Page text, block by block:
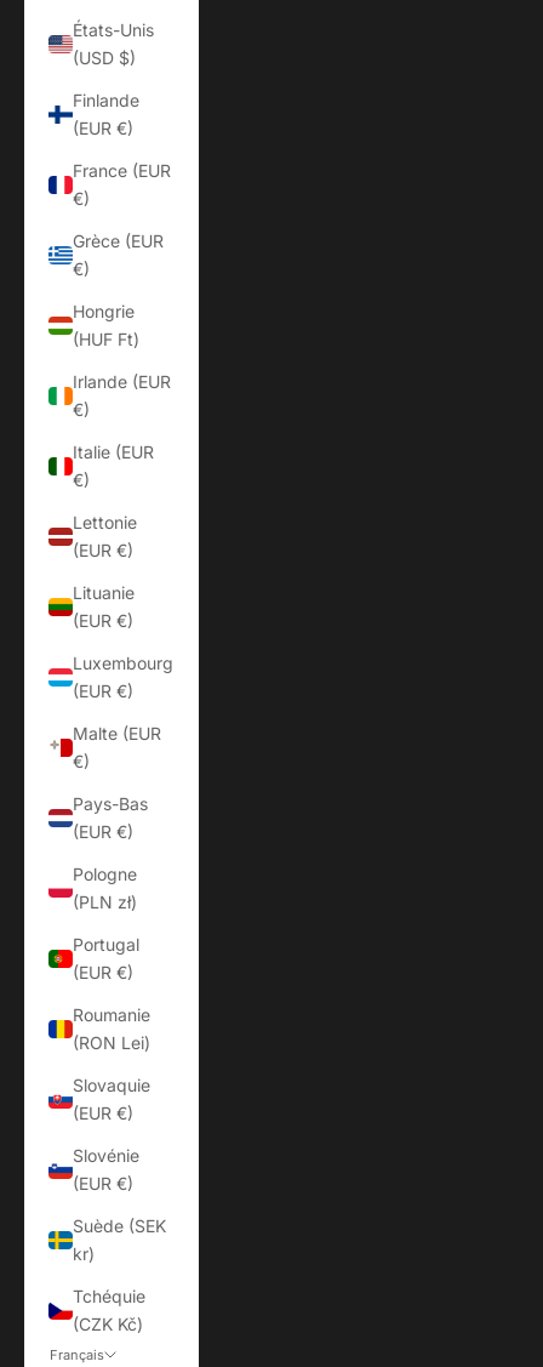
États-Unis
(USD $)
Finlande
(EUR €)
France (EUR
€)
Grèce (EUR
€)
Hongrie
(HUF Ft)
Irlande (EUR
€)
Italie (EUR
€)
Lettonie
(EUR €)
Lituanie
(EUR €)
Luxembourg
(EUR €)
Malte (EUR
€)
Pays-Bas
(EUR €)
Pologne
(PLN zł)
Portugal
(EUR €)
Roumanie
(RON Lei)
Slovaquie
(EUR €)
Slovénie
(EUR €)
Suède (SEK
kr)
Tchéquie
(CZK Kč)
Français